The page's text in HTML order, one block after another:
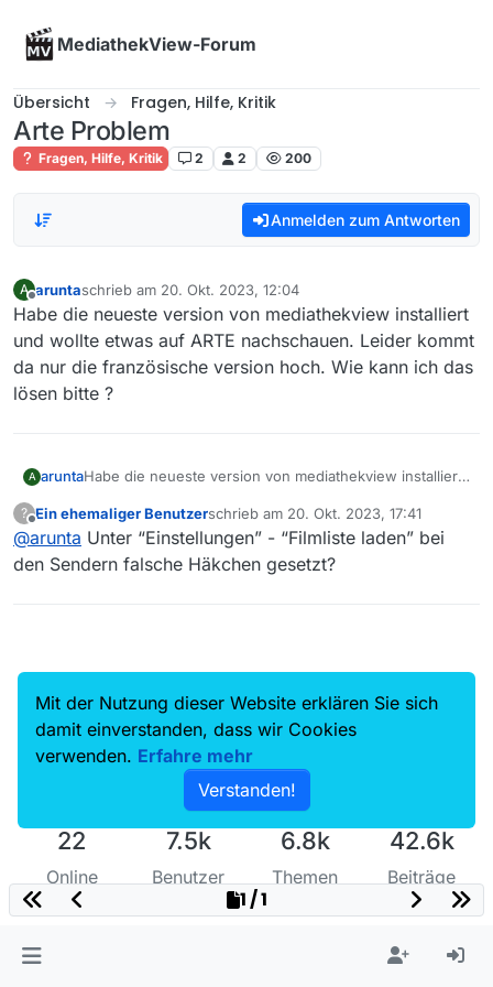
MediathekView-Forum
Übersicht Fragen, Hilfe, Kritik
Arte Problem
Fragen, Hilfe, Kritik 2 2 200
Anmelden zum Antworten
A
Offline
aruntaschrieb am 20. Okt. 2023, 12:04
zuletzt editiert von
Habe die neueste version von mediathekview installiert
und wollte etwas auf ARTE nachschauen. Leider kommt
da nur die französische version hoch. Wie kann ich das
lösen bitte ?
A aruntaHabe die neueste version von mediathekview installiert
da nur die französische version hoch. Wie kann ich das
lösen bitte ?
?
Offline
Ein ehemaliger Benutzerschrieb am 20. Okt. 2023, 17:41
zuletzt editiert von
@arunta Unter “Einstellungen” - “Filmliste laden” bei
den Sendern falsche Häkchen gesetzt?
22
Online
7.5k
Benutzer
6.8k
Themen
42.6k
Beiträge
1 / 1
Mit der Nutzung dieser Website erklären Sie sich
damit einverstanden, dass wir Cookies
verwenden. Erfahre mehr
Verstanden!